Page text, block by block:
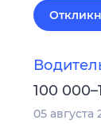
100
05 августа